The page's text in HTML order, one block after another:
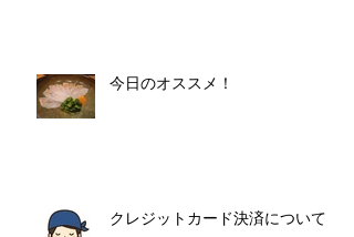
今日のオススメ！
クレジットカード決済について